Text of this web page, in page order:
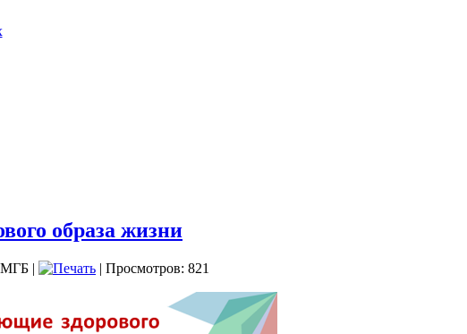
образа жизни
МГБ | | Просмотров: 821